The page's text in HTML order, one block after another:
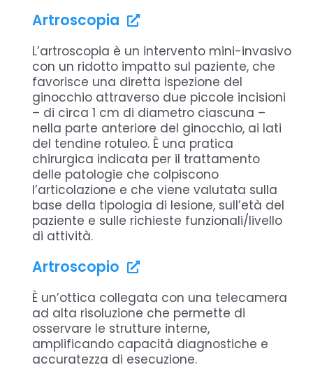
Plasma Ricco di Piastrine
Radiografia con proiezione
Rosemberg
RMN
Sclerodermia
Sindrome di Ehlers-Danlos
Sindrome di Marfan
Spondiloartrosi
TC Lionese
Test del cassetto anteriore
Tomografica Computerizzata ad alta
definizione
Trapianto di condrociti autologhi
Artroscopia
L’artroscopia è un intervento mini-invasivo
con un ridotto impatto sul paziente, che
favorisce una diretta ispezione del
ginocchio attraverso due piccole incisioni
– di circa 1 cm di diametro ciascuna –
nella parte anteriore del ginocchio, ai lati
del tendine rotuleo. È una pratica
chirurgica indicata per il trattamento
delle patologie che colpiscono
l’articolazione e che viene valutata sulla
base della tipologia di lesione, sull’età del
paziente e sulle richieste funzionali/livello
di attività.
Artroscopio
È un’ottica collegata con una telecamera
ad alta risoluzione che permette di
osservare le strutture interne,
amplificando capacità diagnostiche e
accuratezza di esecuzione.